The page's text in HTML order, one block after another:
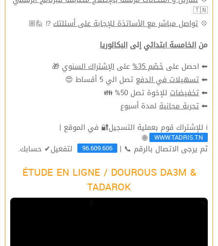
🇹🇳
💠 تواصل مباشر مع الأساتذة للإجابة على أسئلتك⁉ 🙋🏼
من الخامسة ابتدائي إلى البكالوريا
⬅ احصل على خَصْم 35% على الإشتراك السنوي 🎁
⬅تسهيلات في الدفع تصل الي 5 أقساط 😍
⬅تخفيضات للإخوة تصل 50% 👪
⬅تجربة مجانية لمدة أسبوع
ℹ للإشتراك قوم بعملية التسجيل🔐 في الموقع |
WWW.TADRIS.TN
🌐
ثم يرجى الاتصال بالرقم 📞 | 96.609.606 لتفعيل✔ حسابك.
ÉTUDE EN LIGNE / DOUROUS DA3M &
TADAROK